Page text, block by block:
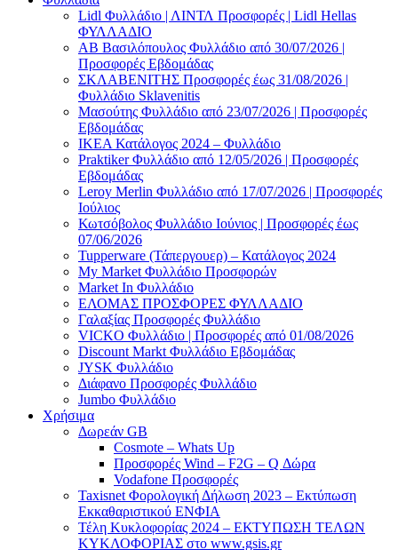
Lidl Φυλλάδιο | ΛΙΝΤΛ Προσφορές | Lidl Hellas
ΦΥΛΛΑΔΙΟ
AB Βασιλόπουλος Φυλλάδιο από 30/07/2026 |
Προσφορές Εβδομάδας
ΣΚΛΑΒΕΝΙΤΗΣ Προσφορές έως 31/08/2026 |
Φυλλάδιο Sklavenitis
Μασούτης Φυλλάδιο από 23/07/2026 | Προσφορές
Εβδομάδας
ΙΚΕΑ Κατάλογος 2024 – Φυλλάδιο
Praktiker Φυλλάδιο από 12/05/2026 | Προσφορές
Εβδομάδας
Leroy Merlin Φυλλάδιο από 17/07/2026 | Προσφορές
Ιούλιος
Κωτσόβολος Φυλλάδιο Ιούνιος | Προσφορές έως
07/06/2026
Tupperware (Τάπεργουερ) – Κατάλογος 2024
My Market Φυλλάδιο Προσφορών
Market In Φυλλάδιο
ΕΛΟΜΑΣ ΠΡΟΣΦΟΡΕΣ ΦΥΛΛΑΔΙΟ
Γαλαξίας Προσφορές Φυλλάδιο
VICKO Φυλλάδιο | Προσφορές από 01/08/2026
Discount Markt Φυλλάδιο Εβδομάδας
JYSK Φυλλάδιο
Διάφανο Προσφορές Φυλλάδιο
Jumbo Φυλλάδιο
Χρήσιμα
Δωρεάν GB
Cosmote – Whats Up
Προσφορές Wind – F2G – Q Δώρα
Vodafone Προσφορές
Taxisnet Φορολογική Δήλωση 2023 – Εκτύπωση
Εκκαθαριστικού EΝΦΙΑ
Τέλη Kυκλοφορίας 2024 – ΕΚΤΥΠΩΣΗ ΤΕΛΩΝ
ΚΥΚΛΟΦΟΡΙΑΣ στο www.gsis.gr